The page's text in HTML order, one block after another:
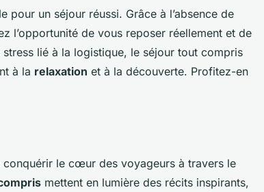
pour un séjour réussi. Grâce à l’absence de
l’opportunité de vous reposer réellement et de
lié à la logistique, le séjour tout compris
à la relaxation et à la découverte. Profitez-en
conquérir le cœur des voyageurs à travers le
mettent en lumière des récits inspirants,